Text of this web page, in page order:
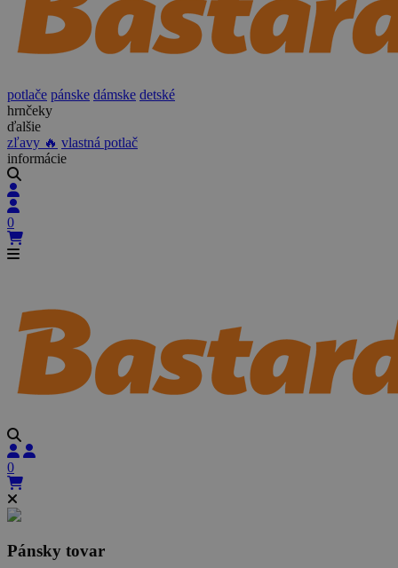
potlače pánske dámske detské
hrnčeky
ďalšie
zľavy 🔥 vlastná potlač
informácie
0
0
Pánsky tovar